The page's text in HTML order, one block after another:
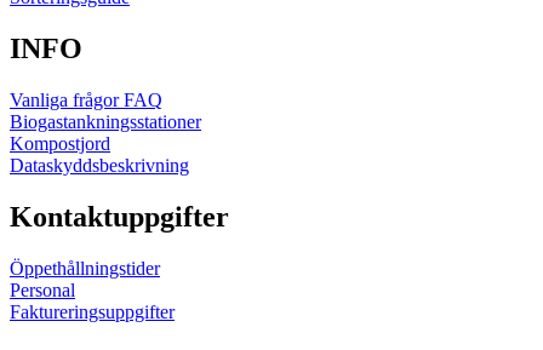
INFO
Vanliga frågor FAQ
Biogastankningsstationer
Kompostjord
Dataskyddsbeskrivning
Kontaktuppgifter
Öppethållningstider
Personal
Faktureringsuppgifter